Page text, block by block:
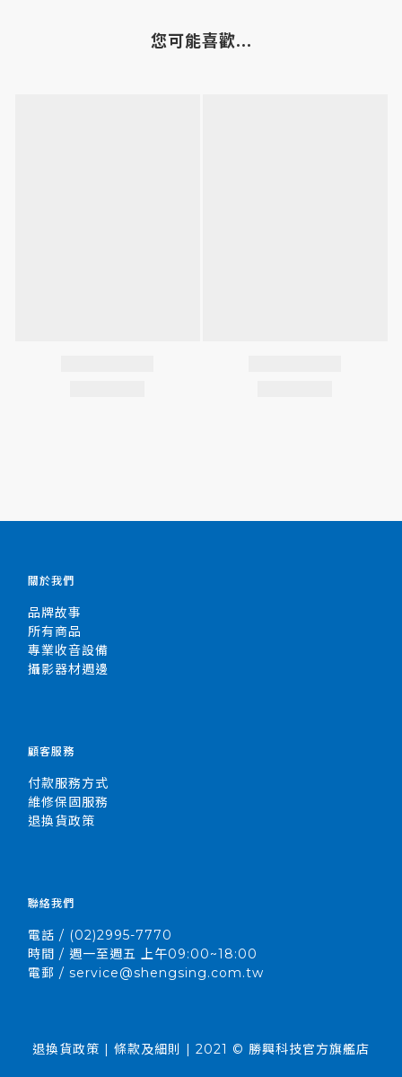
您可能喜歡...
關於我們
品牌故事
所有商品
專業收音設備
攝影器材週邊
顧客服務
付款服務方式
維修保固服務
退換貨政策
聯絡我們
電話 / (02)2995-7770
時間 / 週一至週五 上午09:00~18:00
電郵 / service@shengsing.com.tw
退換貨政策 | 條款及細則 | 2021 © 勝興科技官方旗艦店